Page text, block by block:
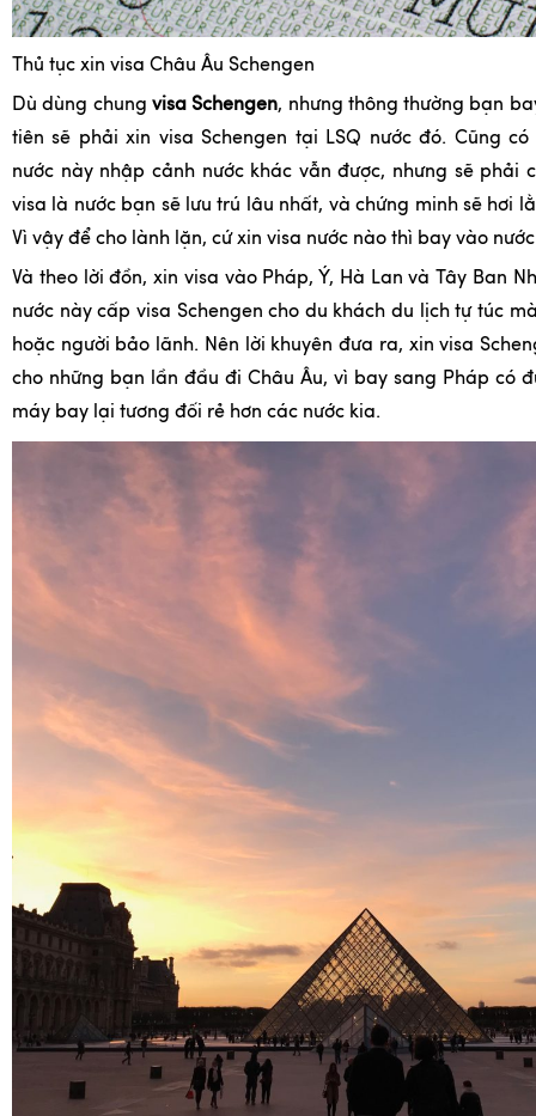
Thủ tục xin visa Châu Âu Schengen
Dù dùng chung visa Schengen, nhưng thông thường bạn
tiên sẽ phải xin visa Schengen tại LSQ nước đó. Cũng
nước này nhập cảnh nước khác vẫn được, nhưng sẽ phải
visa là nước bạn sẽ lưu trú lâu nhất, và chứng minh sẽ hơi
Vì vậy để cho lành lặn, cứ xin visa nước nào thì bay vào
Và theo lời đồn, xin visa vào Pháp, Ý, Hà Lan và Tây Ban
nước này cấp visa Schengen cho du khách du lịch tự túc
hoặc người bảo lãnh. Nên lời khuyên đưa ra, xin visa
cho những bạn lần đầu đi Châu Âu, vì bay sang Pháp có
máy bay lại tương đối rẻ hơn các nước kia.